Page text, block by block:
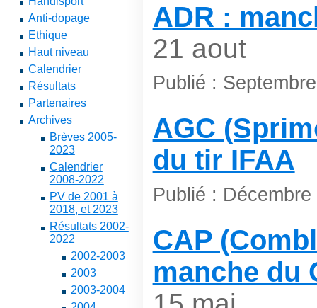
Anti-dopage
Ethique
Haut niveau
Calendrier
Résultats
Partenaires
Archives
Brèves 2005-
2023
Calendrier
2008-2022
PV de 2001 à
2018, et 2023
Résultats 2002-
2022
2002-2003
2003
2003-2004
ADR :
21 aout
Publié :
AGC
du tir IFAA
Publié : Décembre
CAP
manche du